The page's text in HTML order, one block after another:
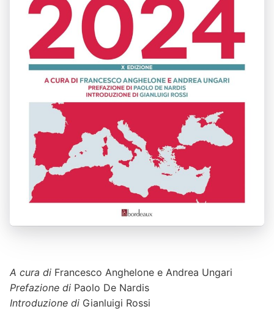
A cura di Francesco Anghelone e Andrea Ungari
Prefazione di Paolo De Nardis
Introduzione di Gianluigi Rossi